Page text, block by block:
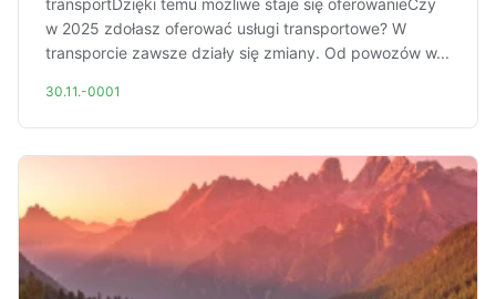
transportDzięki temu możliwe staje się oferowanieCzy
w 2025 zdołasz oferować usługi transportowe? W
transporcie zawsze działy się zmiany. Od powozów w...
30.11.-0001